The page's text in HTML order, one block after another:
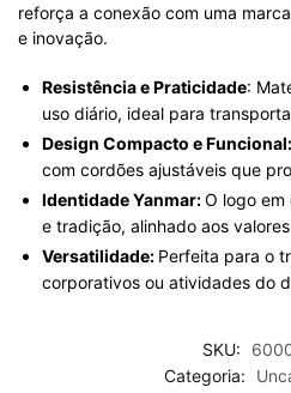
reforça a conexão com uma
e inovação.
Resistência e Praticidade:
uso diário, ideal para
Design Compacto e Funcional:
com cordões ajustáveis que
Identidade Yanmar:O logo
e tradição, alinhado aos
Versatilidade: Perfeita para o
corporativos ou atividades do
SKU:
Categoria: